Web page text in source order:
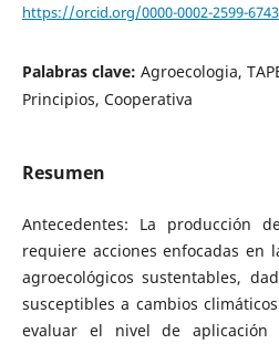
https://orcid.org/0000-0002-2599-6743
Palabras clave: Agroecologia,
Principios, Cooperativa
Resumen
Antecedentes: La producción
requiere acciones enfocadas en
agroecológicos sustentables,
susceptibles a cambios
evaluar el nivel de